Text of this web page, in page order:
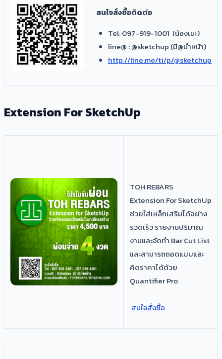
​สนใจสั่งซื้อติดต่อ
​Tel: 097-919-1001 (น้องเนะ)
line@ : @sketchup (มี@นำหน้า)
http://line.me/ti/p/@sketchup
Extension For SketchUp
TOH REBARS
Extension For SketchUp
ช่วยใส่เหล็กเสริมได้อย่าง
รวดเร็ว รายงานปริมาณ
งานและจัดทำ Bar Cut List
และสามารถถอดแบบและ
คิดราคาได้ด้วย
Quantifier Pro
สนใจสั่งซื้อ